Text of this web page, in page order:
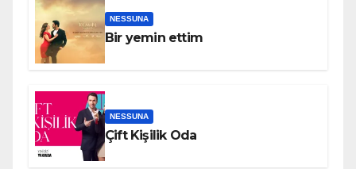
NESSUNA
Bir yemin ettim
NESSUNA
Çift Kişilik Oda